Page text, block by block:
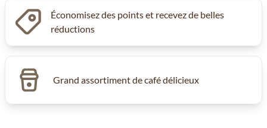
Économisez des points et recevez de belles
réductions
Grand assortiment de café délicieux